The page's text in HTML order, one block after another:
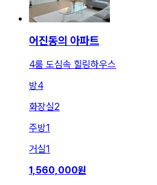
어진동의 아파트
4룸 도심속 힐링하우스
방4
화장실2
주방1
거실1
1,560,000원